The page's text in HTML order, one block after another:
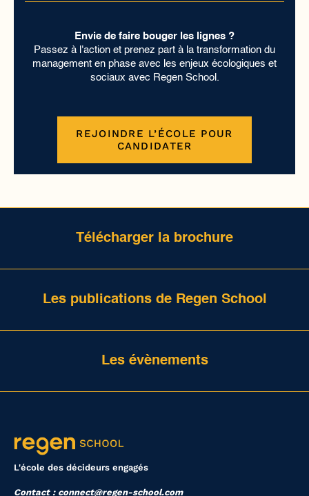
Envie de faire bouger les lignes ?
Passez à l'action et prenez part à la transformation du
management en phase avec les enjeux écologiques et
sociaux avec Regen School.
REJOINDRE L’ÉCOLE POUR
CANDIDATER
Télécharger la brochure
Les publications de Regen School
Les évènements
L'école des décideurs engagés
Contact : connect@regen-school.com